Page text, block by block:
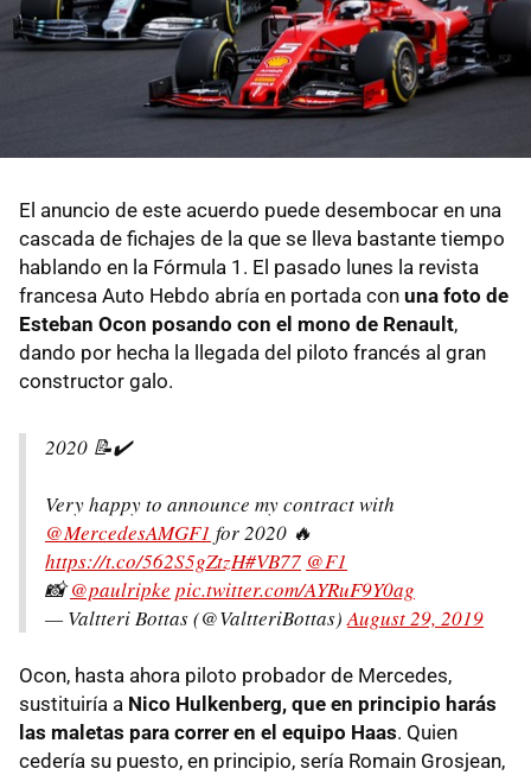
El anuncio de este acuerdo puede desembocar en una
cascada de fichajes de la que se lleva bastante tiempo
hablando en la Fórmula 1. El pasado lunes la revista
francesa Auto Hebdo abría en portada con una foto de
Esteban Ocon posando con el mono de Renault,
dando por hecha la llegada del piloto francés al gran
constructor galo.
2020 📝✔️
Very happy to announce my contract with
@MercedesAMGF1 for 2020 🔥
https://t.co/562S5gZtzH#VB77 @F1
📸@paulripke pic.twitter.com/AYRuF9Y0ag
— Valtteri Bottas (@ValtteriBottas) August 29, 2019
Ocon, hasta ahora piloto probador de Mercedes,
sustituiría a Nico Hulkenberg, que en principio harás
las maletas para correr en el equipo Haas. Quien
cedería su puesto, en principio, sería Romain Grosjean,